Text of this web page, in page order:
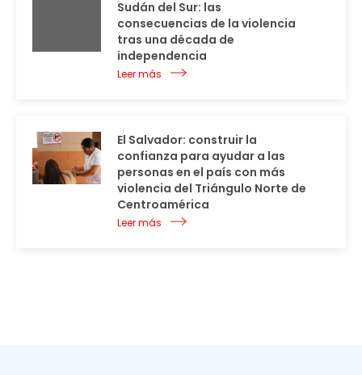
Sudán del Sur: las
consecuencias de la violencia
tras una década de
independencia
Leer más
El Salvador: construir la
confianza para ayudar a las
personas en el país con más
violencia del Triángulo Norte de
Centroamérica
Leer más